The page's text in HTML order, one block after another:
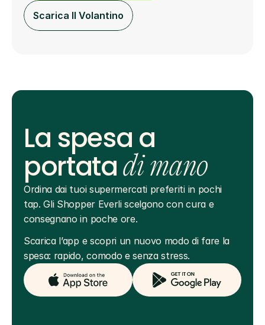
Scarica Il Volantino
La spesa a
portatadi mano
Ordina dai tuoi supermercati preferiti in pochi
tap. Gli Shopper Everli scelgono con cura e
consegnano in poche ore.
Scarica l’app e scopri un nuovo modo di fare la
spesa: rapido, comodo e senza stress.